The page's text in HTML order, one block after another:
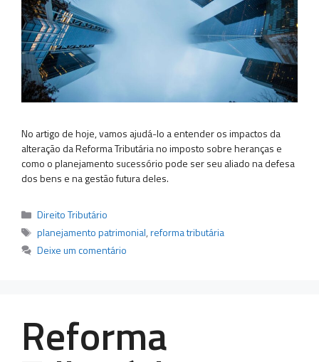
No artigo de hoje, vamos ajudá-lo a entender os impactos da
alteração da Reforma Tributária no imposto sobre heranças e
como o planejamento sucessório pode ser seu aliado na defesa
dos bens e na gestão futura deles.
Categorias
Direito Tributário
Tags
planejamento patrimonial,reforma tributária
Deixe um comentário
Reforma